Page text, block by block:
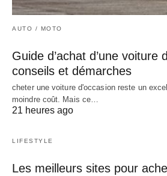
AUTO / MOTO
Guide d’achat d’une voiture
conseils et démarches
cheter une voiture d'occasion reste un
moindre coût. Mais ce…
21 heures ago
LIFESTYLE
Les meilleurs sites pour